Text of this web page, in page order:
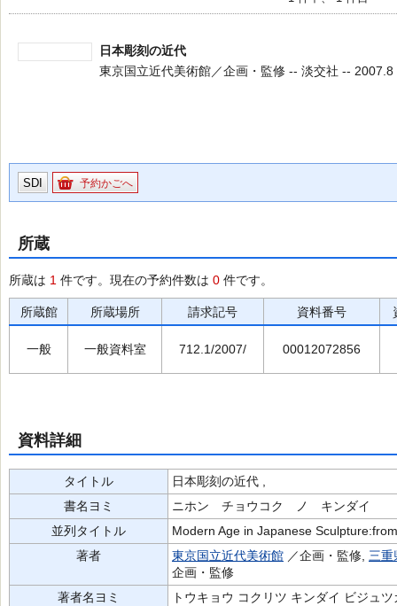
日本彫刻の近代
東京国立近代美術館／企画・監修 -- 淡交社 --
SDI 予約かごへ
所蔵
所蔵は 1 件です。現在の予約件数は 0 件です。
所蔵館 所蔵場所 請求記号 資料番号
一般 一般資料室 712.1/2007/ 00012072856
資料詳細
タイトル
日本彫刻の近代 ,
書名ヨミ
ニホン チョウコク ノ キンダイ
並列タイトル
Modern Age in Japanese
著者
東京国立近代美術館 ／企画・監修, 三重
企画・監修
著者名ヨミ
トウキョウ コクリツ キンダイ ビジュ